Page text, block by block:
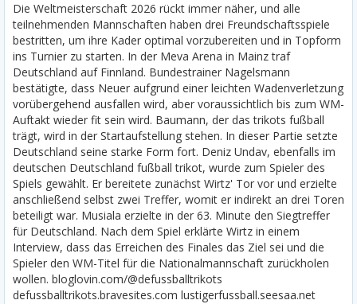
Die Weltmeisterschaft 2026 rückt immer näher, und alle
teilnehmenden Mannschaften haben drei Freundschaftsspiele
bestritten, um ihre Kader optimal vorzubereiten und in Topform
ins Turnier zu starten. In der Meva Arena in Mainz traf
Deutschland auf Finnland. Bundestrainer Nagelsmann
bestätigte, dass Neuer aufgrund einer leichten Wadenverletzung
vorübergehend ausfallen wird, aber voraussichtlich bis zum WM-
Auftakt wieder fit sein wird. Baumann, der das trikots fußball
trägt, wird in der Startaufstellung stehen. In dieser Partie setzte
Deutschland seine starke Form fort. Deniz Undav, ebenfalls im
deutschen Deutschland fußball trikot, wurde zum Spieler des
Spiels gewählt. Er bereitete zunächst Wirtz' Tor vor und erzielte
anschließend selbst zwei Treffer, womit er indirekt an drei Toren
beteiligt war. Musiala erzielte in der 63. Minute den Siegtreffer
für Deutschland. Nach dem Spiel erklärte Wirtz in einem
Interview, dass das Erreichen des Finales das Ziel sei und die
Spieler den WM-Titel für die Nationalmannschaft zurückholen
wollen. bloglovin.com/@defussballtrikots
defussballtrikots.bravesites.com lustigerfussball.seesaa.net